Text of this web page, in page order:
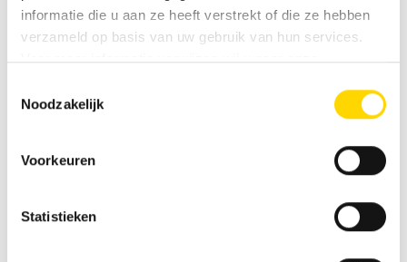
informatie die u aan ze heeft verstrekt of die ze hebben
verzameld op basis van uw gebruik van hun services.
Voor meer informatie verwijzen wij u naar onze
Noodzakelijk
Voorkeuren
Statistieken
verwijzen wij u naar ons
Privacyverklaring
Vergelijkbare voertuigen